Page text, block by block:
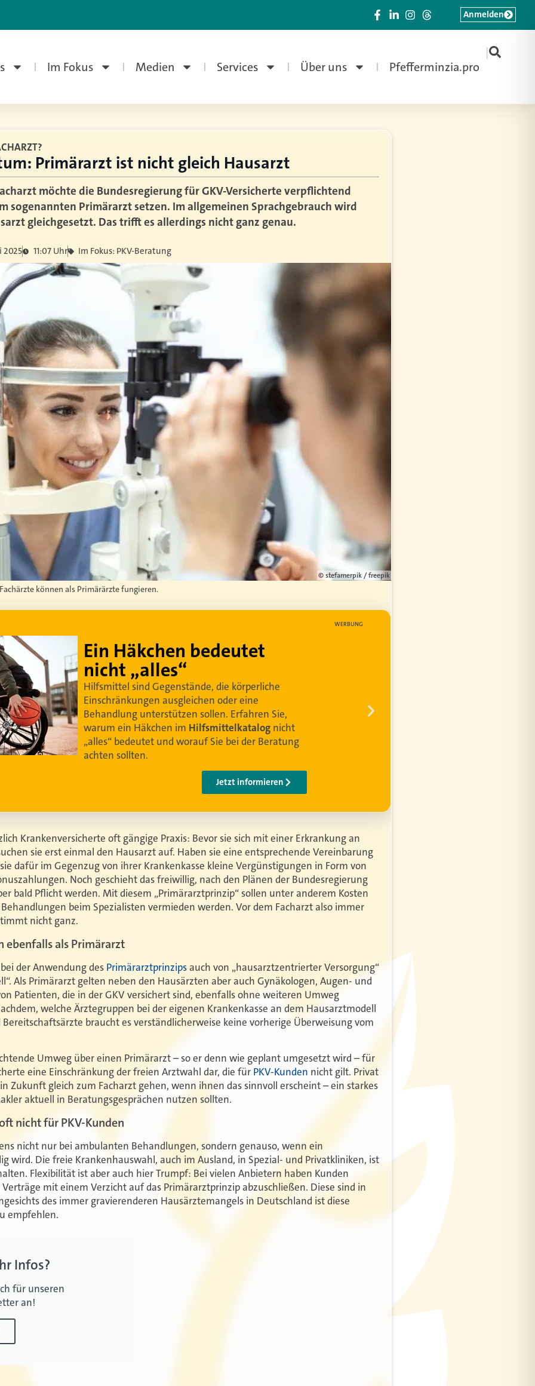
Im Fokus Medien Services Über uns Pfefferminzia.pro
|
Anmelden
Primärarzt ist nicht gleich Hausarzt
möchte die Bundesregierung für GKV-Versicherte verpflichtend
sogenannten Primärarzt setzen. Im allgemeinen Sprachgebrauch wird
gleichgesetzt. Das trifft es allerdings nicht ganz genau.
2025 11:07 Uhr Im Fokus: PKV-Beratung
© stefamerpik / freepik
können als Primärärzte fungieren.
Kostenfallen vermeiden
DieGebührenordnung für Ärzte (GOÄ)
Gebührenordnung für Zahnärzte (GOZ)bilden die
Grundlage für alle privatärztlichen Abrechnungen
in Deutschland. Mit PKV-Tarifen ohne Begrenzung
der Gebührenordnung schützen Sie Ihre Kunden
vor Kostenfallen.
Jetzt informieren
Krankenversicherte oft gängige Praxis: Bevor sie sich mit einer Erkrankung an
sie erst einmal den Hausarzt auf. Haben sie eine entsprechende Vereinbarung
dafür im Gegenzug von ihrer Krankenkasse kleine Vergünstigungen in Form von
Noch geschieht das freiwillig, nach den Plänen der Bundesregierung
bald Pflicht werden. Mit diesem „Primärarztprinzip“ sollen unter anderem Kosten
beim Spezialisten vermieden werden. Vor dem Facharzt also immer
nicht ganz.
ebenfalls als Primärarzt
der Anwendung des Primärarztprinzipsauch von „hausarztzentrierter Versorgung“
Als Primärarzt gelten neben den Hausärzten aber auch Gynäkologen, Augen- und
Patienten, die in der GKV versichert sind, ebenfalls ohne weiteren Umweg
welche Ärztegruppen bei der eigenen Krankenkasse an dem Hausarztmodell
braucht es verständlicherweise keine vorherige Überweisung vom
Umweg über einen Primärarzt – so er denn wie geplant umgesetzt wird – für
eine Einschränkung der freien Arztwahl dar, die für PKV-Kunden nicht gilt. Privat
Zukunft gleich zum Facharzt gehen, wenn ihnen das sinnvoll erscheint – ein starkes
aktuell in Beratungsgesprächen nutzen sollten.
nicht für PKV-Kunden
nicht nur bei ambulanten Behandlungen, sondern genauso, wenn ein
wird. Die freie Krankenhauswahl, auch im Ausland, in Spezial- und Privatkliniken, ist
Flexibilität ist aber auch hier Trumpf: Bei vielen Anbietern haben Kunden
mit einem Verzicht auf das Primärarztprinzip abzuschließen. Diese sind in
des immer gravierenderen Hausärztemangels in Deutschland ist diese
empfehlen.
Infos?
für unseren
an!